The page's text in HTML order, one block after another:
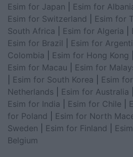
Esim for Japan
Esim for
Esim for Switzerland
Esim for
South Africa
Esim for Algeria
Esim for Brazil
Esim for
Colombia
Esim for Hong Kong
Esim for Macau
Esim for
Esim for South Korea Esim
Netherlands
Esim for Australia
Esim for India
Esim for Chile
for Poland
Esim for North
Sweden
Esim for Finland
Belgium